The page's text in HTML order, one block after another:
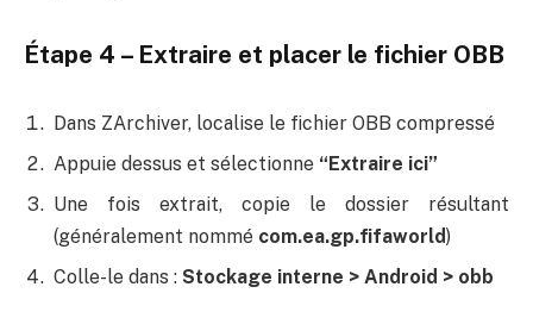
Étape 4 – Extraire et placer le fichier OBB
Dans ZArchiver, localise le fichier OBB compressé
Appuie dessus et sélectionne “Extraire ici”
Une fois extrait, copie le dossier résultant
(généralement nommé com.ea.gp.fifaworld)
Colle-le dans : Stockage interne > Android > obb